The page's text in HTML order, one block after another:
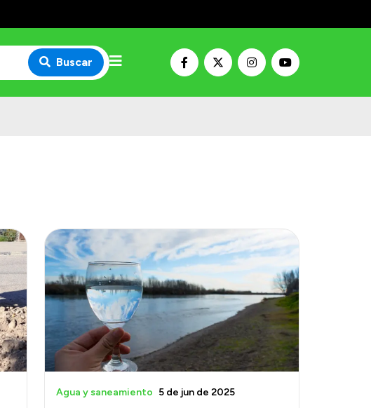
Buscar
Agua y saneamiento 5 de jun de 2025